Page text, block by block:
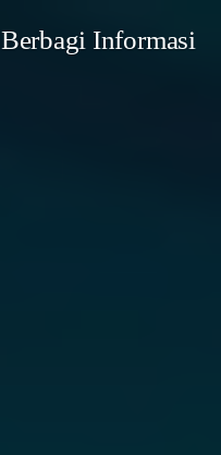
Berbagi Informasi